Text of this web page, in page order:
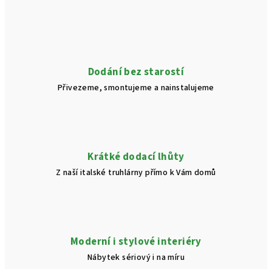
Dodání bez starostí
Přivezeme, smontujeme a nainstalujeme
Krátké dodací lhůty
Z naší italské truhlárny přímo k Vám domů
Moderní i stylové interiéry
Nábytek sériový i na míru